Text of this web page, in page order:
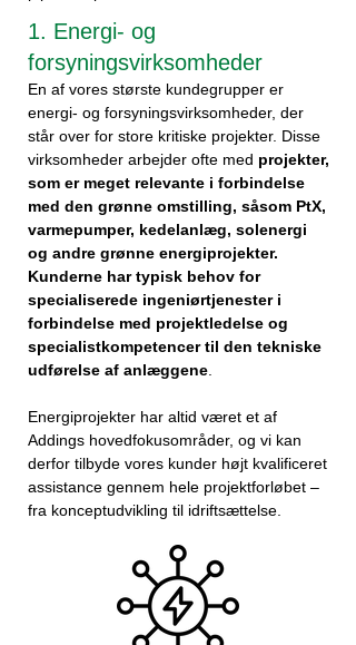
1. Energi- og
forsyningsvirksomheder
En af vores største kundegrupper er
energi- og forsyningsvirksomheder, der
står over for store kritiske projekter. Disse
virksomheder arbejder ofte med projekter,
som er meget relevante i forbindelse
med den grønne omstilling, såsom PtX,
varmepumper, kedelanlæg, solenergi
og andre grønne energiprojekter.
Kunderne har typisk behov for
specialiserede ingeniørtjenester i
forbindelse med projektledelse og
specialistkompetencer til den tekniske
udførelse af anlæggene
Energiprojekter har altid været et af
Addings hovedfokusområder, og vi kan
derfor tilbyde vores kunder højt kvalificeret
assistance gennem hele projektforløbet –
fra konceptudvikling til idriftsættelse.